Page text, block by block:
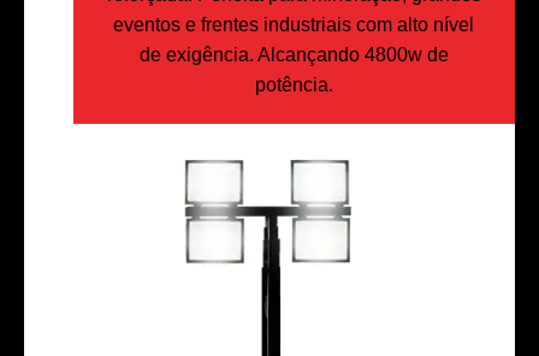
eventos e frentes industriais com alto nível
de exigência. Alcançando 4800w de
potência.